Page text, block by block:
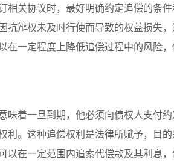
相关协议时，最好明确约定追偿的条
辩权未及时行使而导致的权益损失
在一定程度上降低追偿过程中的风险
味着一旦到期，他必须向债权人支付
利。这种追偿权利是法律所赋予，目
在一定范围内追索代偿款及其利息